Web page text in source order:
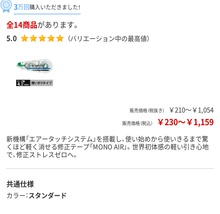
3万回購入いただきました！
全14商品があります。
5.0 （バリエーション中の最高値）
販売価格（税抜き） ￥210～￥1,054
販売価格（税込） ￥230～￥1,159
新機構「エアータッチシステム」を搭載し、使い始めから使いきるまで驚
くほど軽く消せる修正テープ「MONO AIR」。世界初体感の軽い引き心地
で、修正ストレスゼロへ。
共通仕様
カラー スタンダード